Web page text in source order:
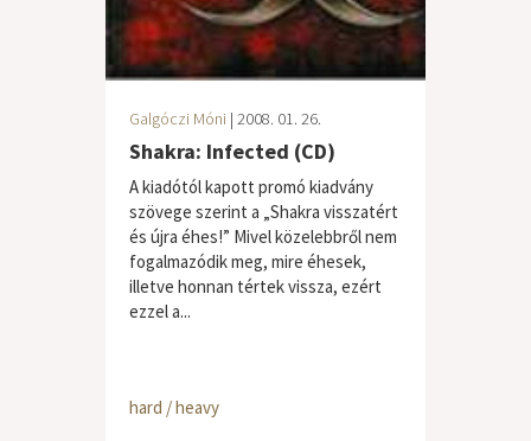
Galgóczi Móni | 2008. 01. 26.
Shakra: Infected (CD)
A kiadótól kapott promó kiadvány
szövege szerint a „Shakra visszatért
és újra éhes!” Mivel közelebbről nem
fogalmazódik meg, mire éhesek,
illetve honnan tértek vissza, ezért
ezzel a...
hard / heavy